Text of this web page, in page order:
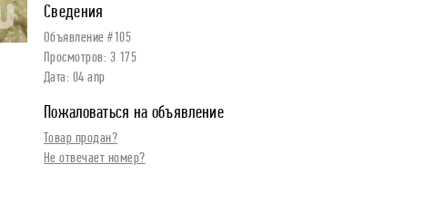
Сведения
Объявление #105
Просмотров: 3 175
Дата: 04 апр
Пожаловаться на объявление
Товар продан?
Не отвечает номер?